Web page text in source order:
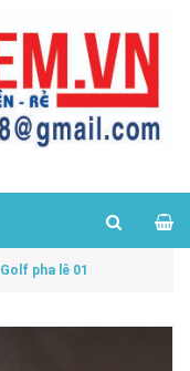
Golf pha lê 01